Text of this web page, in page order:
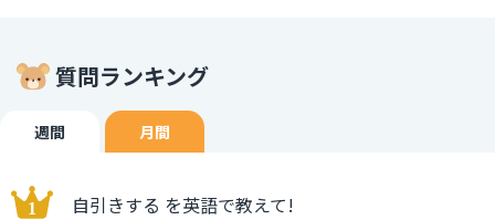
質問ランキング
週間 月間
自引きする を英語で教えて!